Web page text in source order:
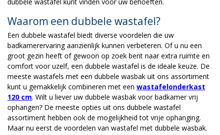
Waarom een dubbele wastafel?
Een dubbele wastafel biedt diverse voordelen die uw
badkamerervaring aanzienlijk kunnen verbeteren. Of u nu een
groot gezin heeft of gewoon op zoek bent naar extra ruimte en
comfort voor uzelf, een dubbele wastafel is de ideale keuze. De
meeste wastafels met een dubbele wasbak uit ons assortiment
kunt u gemakkelijk combineren met een wastafelonderkast
120 cm. Wilt u liever uw dubbele wasbak voor badkamer vrij
ophangen? De meeste opties uit ons dubbele wastafel
assortiment hebben ook de mogelijkheid tot vrije ophanging.
Maar nu eerst de voordelen van wastafel met dubbele wasbak.